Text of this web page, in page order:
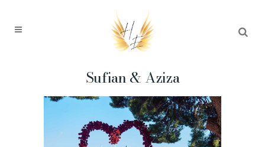
Sufian & Aziza